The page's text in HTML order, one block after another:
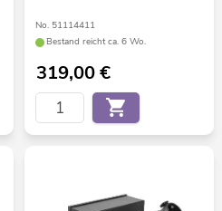
No. 51114411
Bestand reicht ca. 6 Wo.
319,00€